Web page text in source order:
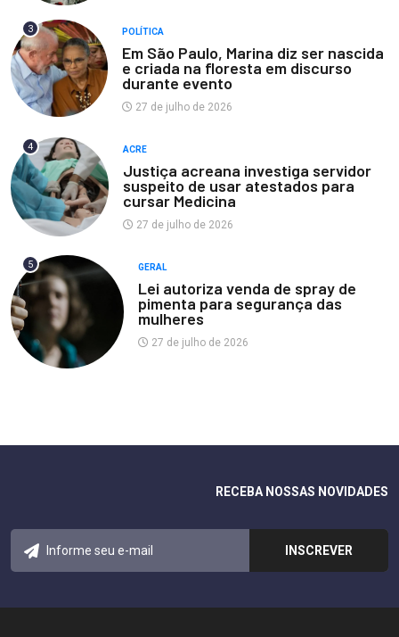
3 POLÍTICA
Em São Paulo, Marina diz ser nascida
e criada na floresta em discurso
durante evento
27 de julho de 2026
4 ACRE
Justiça acreana investiga servidor
suspeito de usar atestados para
cursar Medicina
27 de julho de 2026
5 GERAL
Lei autoriza venda de spray de
pimenta para segurança das
mulheres
27 de julho de 2026
RECEBA NOSSAS NOVIDADES